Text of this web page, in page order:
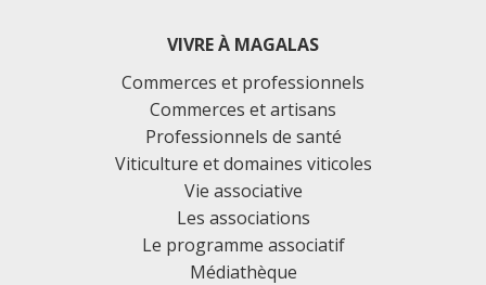
VIVRE À MAGALAS
Commerces et professionnels
Commerces et artisans
Professionnels de santé
Viticulture et domaines viticoles
Vie associative
Les associations
Le programme associatif
Médiathèque